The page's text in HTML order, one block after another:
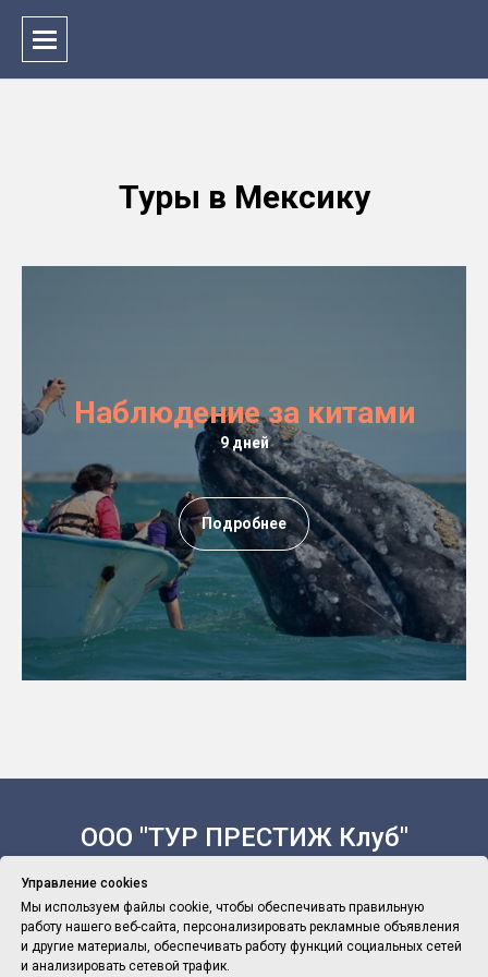
Туры в Мексику
Наблюдение за китами
9 дней
Подробнее
ООО "ТУР ПРЕСТИЖ Клуб"
Политика Конфиденциальности
Управление cookies
Мы используем файлы cookie, чтобы обеспечивать правильную
работу нашего веб-сайта, персонализировать рекламные объявления
и другие материалы, обеспечивать работу функций социальных сетей
и анализировать сетевой трафик.